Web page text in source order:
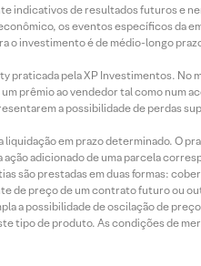
indicativos de resultados futuros e
os eventos específicos da
investimento é de médio-longo
praticada pela XP Investimentos. No
prêmio ao vendedor tal como num
a possibilidade de perdas
em prazo determinado. O
adicionado de uma parcela
são prestadas em duas formas:
de preço de um contrato futuro ou
a possibilidade de oscilação de
tipo de produto. As condições de